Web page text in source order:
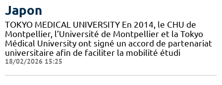
Japon
TOKYO MEDICAL UNIVERSITY En 2014, le CHU de
Montpellier, l’Université de Montpellier et la Tokyo
Médical University ont signé un accord de partenariat
universitaire afin de faciliter la mobilité étudi
18/02/2026 15:25